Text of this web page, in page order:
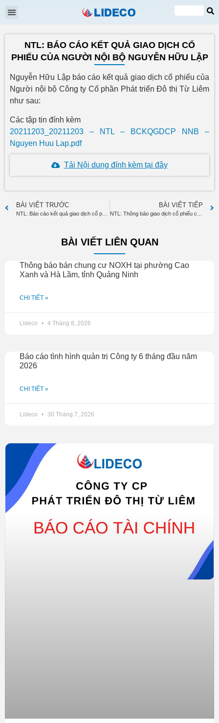
VI
EN
NTL: BÁO CÁO KẾT QUẢ GIAO DỊCH CỔ
PHIẾU CỦA NGƯỜI NỘI BỘ NGUYỄN HỮU LẬP
Nguyễn Hữu Lập báo cáo kết quả giao dịch cổ phiếu của
Người nội bộ Công ty Cổ phần Phát triển Đô thị Từ Liêm
như sau:
Các tập tin đính kèm
20211203_20211203 – NTL – BCKQGDCP NNB –
Nguyen Huu Lap.pdf
Tải Nội dung đính kèm tại đây
BÀI VIẾT TRƯỚC BÀI VIẾT TIẾP
BÀI VIẾT LIÊN QUAN
Thông báo bán chung cư NOXH tại phường Cao
Xanh và Hà Lầm, tỉnh Quảng Ninh
CHI TIẾT »
Lideco 4 Tháng 8, 2026
Báo cáo tình hình quản trị Công ty 6 tháng đầu năm
2026
CHI TIẾT »
Lideco 30 Tháng 7, 2026